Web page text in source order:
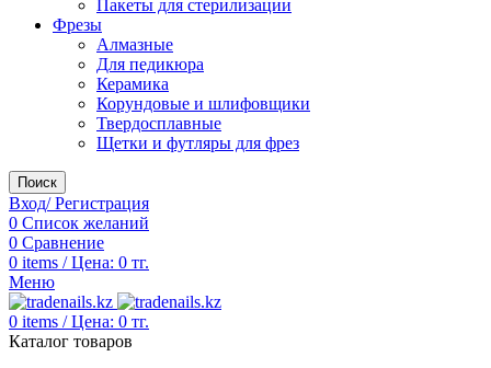
Пакеты для стерилизации
Фрезы
Алмазные
Для педикюра
Керамика
Корундовые и шлифовщики
Твердосплавные
Щетки и футляры для фрез
Поиск
Вход/ Регистрация
0 Список желаний
0 Сравнение
0 items / Цена: 0 тг.
Меню
0 items / Цена: 0 тг.
Каталог товаров